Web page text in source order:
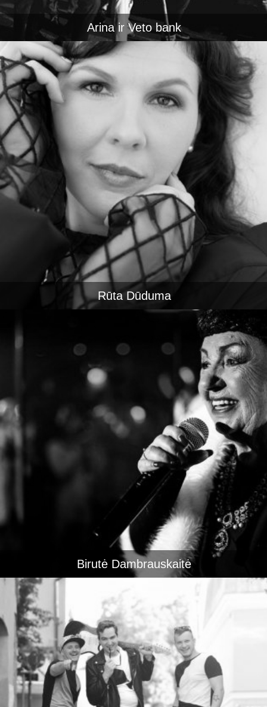
Arina ir Veto bank
Rūta Dūduma
Birutė Dambrauskaitė